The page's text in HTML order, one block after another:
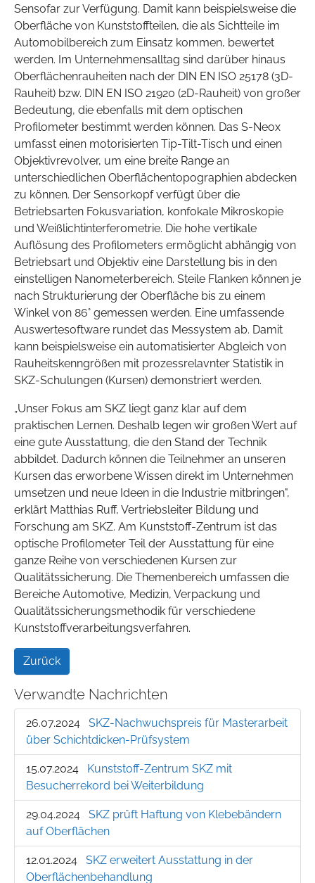
Sensofar zur Verfügung. Damit kann beispielsweise die
Oberfläche von Kunststoffteilen, die als Sichtteile im
Automobilbereich zum Einsatz kommen, bewertet
werden. Im Unternehmensalltag sind darüber hinaus
Oberflächenrauheiten nach der DIN EN ISO 25178 (3D-
Rauheit) bzw. DIN EN ISO 21920 (2D-Rauheit) von großer
Bedeutung, die ebenfalls mit dem optischen
Profilometer bestimmt werden können. Das S-Neox
umfasst einen motorisierten Tip-Tilt-Tisch und einen
Objektivrevolver, um eine breite Range an
unterschiedlichen Oberflächentopographien abdecken
zu können. Der Sensorkopf verfügt über die
Betriebsarten Fokusvariation, konfokale Mikroskopie
und Weißlichtinterferometrie. Die hohe vertikale
Auflösung des Profilometers ermöglicht abhängig von
Betriebsart und Objektiv eine Darstellung bis in den
einstelligen Nanometerbereich. Steile Flanken können je
nach Strukturierung der Oberfläche bis zu einem
Winkel von 86° gemessen werden. Eine umfassende
Auswertesoftware rundet das Messystem ab. Damit
kann beispielsweise ein automatisierter Abgleich von
Rauheitskenngrößen mit prozessrelavnter Statistik in
SKZ-Schulungen (Kursen) demonstriert werden.
„Unser Fokus am SKZ liegt ganz klar auf dem
praktischen Lernen. Deshalb legen wir großen Wert auf
eine gute Ausstattung, die den Stand der Technik
abbildet. Dadurch können die Teilnehmer an unseren
Kursen das erworbene Wissen direkt im Unternehmen
umsetzen und neue Ideen in die Industrie mitbringen",
erklärt Matthias Ruff, Vertriebsleiter Bildung und
Forschung am SKZ. Am Kunststoff-Zentrum ist das
optische Profilometer Teil der Ausstattung für eine
ganze Reihe von verschiedenen Kursen zur
Qualitätssicherung. Die Themenbereich umfassen die
Bereiche Automotive, Medizin, Verpackung und
Qualitätssicherungsmethodik für verschiedene
Kunststoffverarbeitungsverfahren.
Zurück
Verwandte Nachrichten
26.07.2024
SKZ-Nachwuchspreis für Masterarbeit
über Schichtdicken-Prüfsystem
15.07.2024
Kunststoff-Zentrum SKZ mit
Besucherrekord bei Weiterbildung
29.04.2024
SKZ prüft Haftung von Klebebändern
auf Oberflächen
12.01.2024
SKZ erweitert Ausstattung in der
Oberflächenbehandlung